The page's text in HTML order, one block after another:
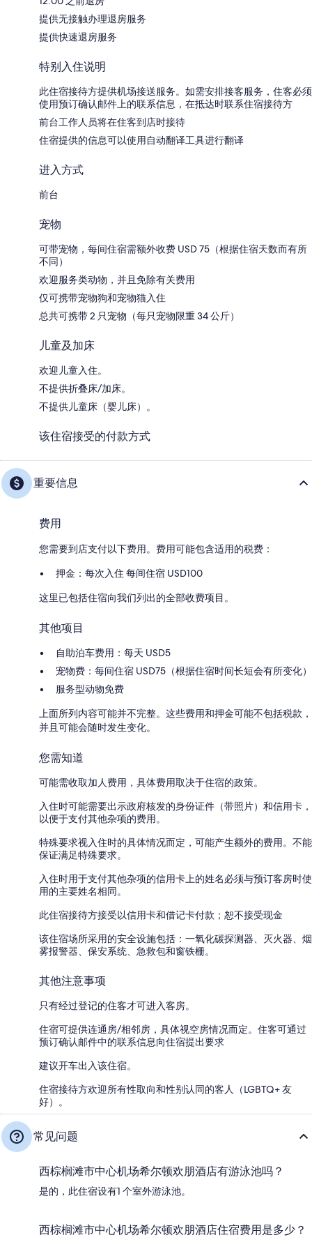
提供无接触办理退房服务
提供快速退房服务
特别入住说明
此住宿接待方提供机场接送服务。如需安排接客服务，住客必须
使用预订确认邮件上的联系信息，在抵达时联系住宿接待方
前台工作人员将在住客到店时接待
住宿提供的信息可以使用自动翻译工具进行翻译
进入方式
前台
宠物
可带宠物，每间住宿需额外收费 USD 75（根据住宿天数而有所
不同）
欢迎服务类动物，并且免除有关费用
仅可携带宠物狗和宠物猫入住
总共可携带 2 只宠物（每只宠物限重 34 公斤）
儿童及加床
欢迎儿童入住。
不提供折叠床/加床。
不提供儿童床（婴儿床）。
该住宿接受的付款方式
重要信息
费用
您需要到店支付以下费用。费用可能包含适用的税费：
押金：每次入住 每间住宿 USD100
这里已包括住宿向我们列出的全部收费项目。
其他项目
自助泊车费用：每天 USD5
宠物费：每间住宿 USD75（根据住宿时间长短会有所变化）
服务型动物免费
上面所列内容可能并不完整。这些费用和押金可能不包括税款，
并且可能会随时发生变化。
您需知道
可能需收取加人费用，具体费用取决于住宿的政策。
入住时可能需要出示政府核发的身份证件（带照片）和信用卡，
以便于支付其他杂项的费用。
特殊要求视入住时的具体情况而定，可能产生额外的费用。不能
保证满足特殊要求。
入住时用于支付其他杂项的信用卡上的姓名必须与预订客房时使
用的主要姓名相同。
此住宿接待方接受以信用卡和借记卡付款；恕不接受现金
该住宿场所采用的安全设施包括：一氧化碳探测器、灭火器、烟
雾报警器、保安系统、急救包和窗铁栅。
其他注意事项
只有经过登记的住客才可进入客房。
住宿可提供连通房/相邻房，具体视空房情况而定。住客可通过
预订确认邮件中的联系信息向住宿提出要求
建议开车出入该住宿。
住宿接待方欢迎所有性取向和性别认同的客人（LGBTQ+ 友
好）。
常见问题
西棕榈滩市中心机场希尔顿欢朋酒店有游泳池吗？
是的，此住宿设有1 个室外游泳池。
西棕榈滩市中心机场希尔顿欢朋酒店住宿费用是多少？